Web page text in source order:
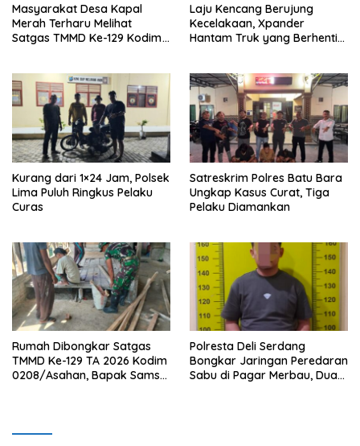
Masyarakat Desa Kapal
Merah Terharu Melihat
Satgas TMMD Ke-129 Kodim
Mushollah Al Maghribi
Laju Kencang Berujung
Kecelakaan, Xpander
Hantam Truk yang Berhenti
Kurang dari 1×24 Jam, Polsek
Lima Puluh Ringkus Pelaku
Curas
Satreskrim Polres Batu Bara
Ungkap Kasus Curat, Tiga
Pelaku Diamankan
Rumah Dibongkar Satgas
TMMD Ke-129 TA 2026 Kodim
0208/Asahan, Bapak Samsul
Polresta Deli Serdang
Bongkar Jaringan Peredaran
Sabu di Pagar Merbau, Dua